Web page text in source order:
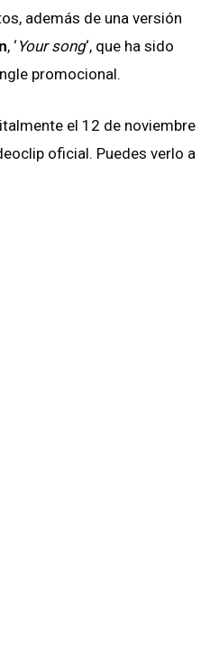
además de una versión
, ‘Your song‘, que ha sido
promocional.
el 12 de noviembre
oficial. Puedes verlo a